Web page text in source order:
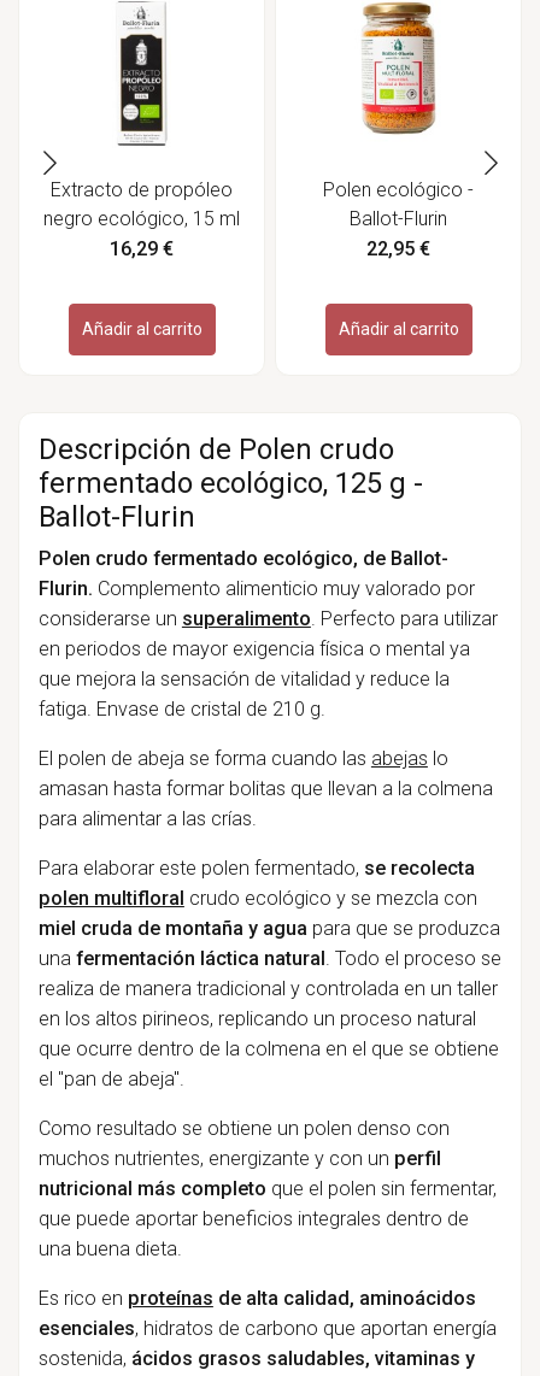
Extracto de propóleo
negro ecológico, 15 ml
- Ballot-Flurin
16,29 €
Añadir al carrito
Polen ecológico -
Ballot-Flurin
22,95 €
Añadir al carrito
Descripción de Polen crudo
fermentado ecológico, 125 g -
Ballot-Flurin
Polen crudo fermentado ecológico, de Ballot-
Flurin. Complemento alimenticio muy valorado por
considerarse un superalimento. Perfecto para utilizar
en periodos de mayor exigencia física o mental ya
que mejora la sensación de vitalidad y reduce la
fatiga. Envase de cristal de 210 g.
El polen de abeja se forma cuando las abejas lo
amasan hasta formar bolitas que llevan a la colmena
para alimentar a las crías.
Para elaborar este polen fermentado, se recolecta
polen multifloral crudo ecológico y se mezcla con
miel cruda de montaña y agua para que se produzca
unafermentación láctica natural. Todo el proceso se
realiza de manera tradicional y controlada en un taller
en los altos pirineos, replicando un proceso natural
que ocurre dentro de la colmena en el que se obtiene
el "pan de abeja".
Como resultado se obtiene un polen denso con
muchos nutrientes, energizante y con un perfil
nutricional más completo que el polen sin fermentar,
que puede aportar beneficios integrales dentro de
una buena dieta.
Es rico en proteínas de alta calidad, aminoácidos
esenciales, hidratos de carbono que aportan energía
sostenida, ácidos grasos saludables, vitaminas y